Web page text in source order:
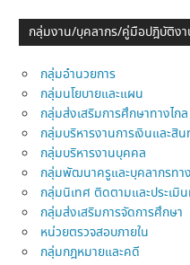
กลุ่มงาน/บุคลากร/คู่มือปฎิบัติง
กลุ่มอำนวยการ
กลุ่มนโยบายและแผน
กลุ่มส่งเสริมการศึกษาทางไก
กลุ่มบริหารงานการเงินและสิ
กลุ่มบริหารงานบุคคล
กลุ่มพัฒนาครูและบุคลากรทา
กลุ่มนิเทศ ติดตามและประเมิ
กลุ่มส่งเสริมการจัดการศึกษา
หน่วยตรวจสอบภายใน
กลุ่มกฎหมายและคดี